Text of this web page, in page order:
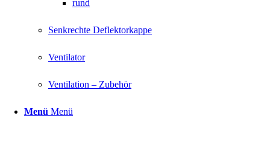
rund
Senkrechte Deflektorkappe
Ventilator
Ventilation – Zubehör
Menü Menü